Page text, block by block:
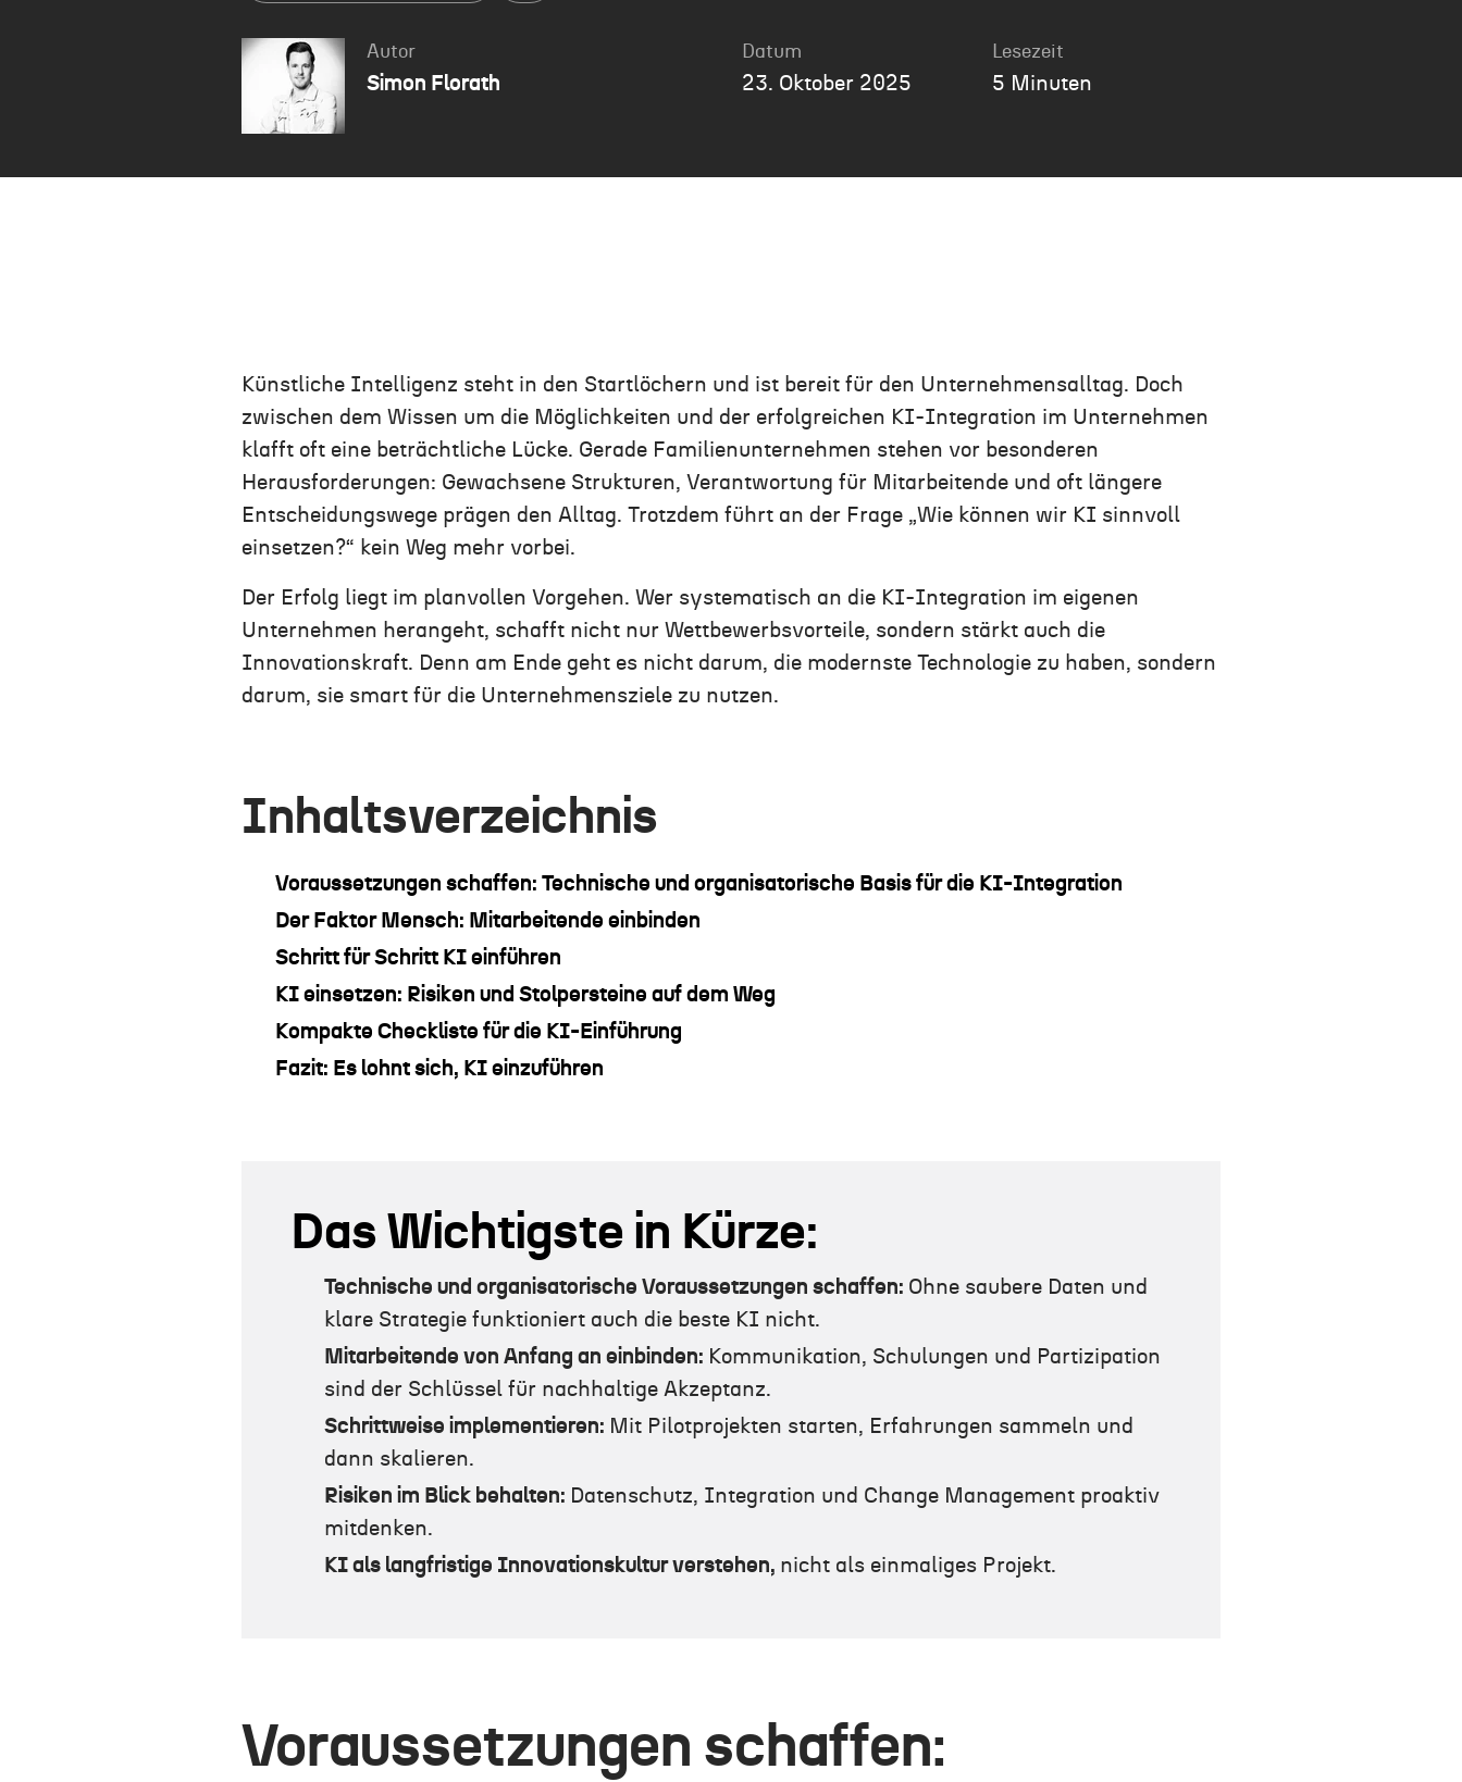
Autor
Simon Florath
Datum
23. Oktober 2025
Lesezeit
5 Minuten
Künstliche Intelligenz steht in den Startlöchern und ist bereit für den Unternehmensalltag. Doch
zwischen dem Wissen um die Möglichkeiten und der erfolgreichen KI-Integration im Unternehmen
klafft oft eine beträchtliche Lücke. Gerade Familienunternehmen stehen vor besonderen
Herausforderungen: Gewachsene Strukturen, Verantwortung für Mitarbeitende und oft längere
Entscheidungswege prägen den Alltag. Trotzdem führt an der Frage „Wie können wir KI sinnvoll
einsetzen?“ kein Weg mehr vorbei.
Der Erfolg liegt im planvollen Vorgehen. Wer systematisch an die KI-Integration im eigenen
Unternehmen herangeht, schafft nicht nur Wettbewerbsvorteile, sondern stärkt auch die
Innovationskraft. Denn am Ende geht es nicht darum, die modernste Technologie zu haben, sondern
darum, sie smart für die Unternehmensziele zu nutzen.
Inhaltsverzeichnis
Voraussetzungen schaffen: Technische und organisatorische Basis für die KI-Integration
Der Faktor Mensch: Mitarbeitende einbinden
Schritt für Schritt KI einführen
KI einsetzen: Risiken und Stolpersteine auf dem Weg
Kompakte Checkliste für die KI-Einführung
Fazit: Es lohnt sich, KI einzuführen
Das Wichtigste in Kürze:
Technische und organisatorische Voraussetzungen schaffen: Ohne saubere Daten und
klare Strategie funktioniert auch die beste KI nicht.
Mitarbeitende von Anfang an einbinden: Kommunikation, Schulungen und Partizipation
sind der Schlüssel für nachhaltige Akzeptanz.
Schrittweise implementieren: Mit Pilotprojekten starten, Erfahrungen sammeln und
dann skalieren.
Risiken im Blick behalten: Datenschutz, Integration und Change Management proaktiv
mitdenken.
KI als langfristige Innovationskultur verstehen, nicht als einmaliges Projekt.
Voraussetzungen schaffen: